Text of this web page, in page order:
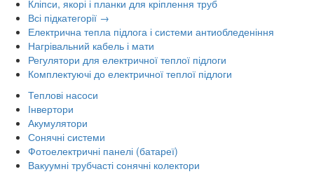
Кліпси, якорі і планки для кріплення труб
Всі підкатегорії →
Електрична тепла підлога і системи антиобледеніння
Нагрівальний кабель і мати
Регулятори для електричної теплої підлоги
Комплектуючі до електричної теплої підлоги
Теплові насоси
Інвертори
Акумулятори
Сонячні системи
Фотоелектричні панелі (батареї)
Вакуумні трубчасті сонячні колектори